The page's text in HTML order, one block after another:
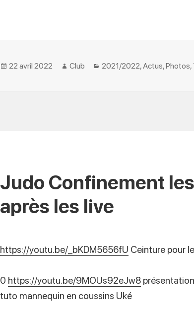
Posted
22 avril 2022 Author
Club Categories
2021/2022,Actus,Photos,
Judo Confinement
après les live
https://youtu.be/_bKDM5656fU Ceinture pour
0 https://youtu.be/9MOUs92eJw8
tuto mannequin en coussins Uké